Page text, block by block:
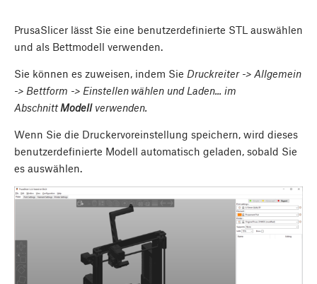
PrusaSlicer lässt Sie eine benutzerdefinierte STL auswählen
und als Bettmodell verwenden.
Sie können es zuweisen, indem Sie Druckreiter -> Allgemein
-> Bettform -> Einstellen wählen und Laden... im
AbschnittModellverwenden.
Wenn Sie die Druckervoreinstellung speichern, wird dieses
benutzerdefinierte Modell automatisch geladen, sobald Sie
es auswählen.